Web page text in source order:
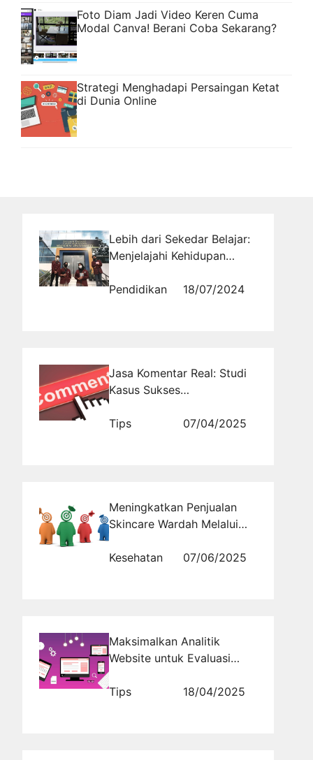
Foto Diam Jadi Video Keren Cuma
Modal Canva! Berani Coba Sekarang?
Strategi Menghadapi Persaingan Ketat
di Dunia Online
Lebih dari Sekedar Belajar:
Menjelajahi Kehidupan
Menyenangkan di Bandung
Pendidikan 18/07/2024
Jasa Komentar Real: Studi
Kasus Sukses
Fashion & Lifestyle
Tips 07/04/2025
Meningkatkan Penjualan
Skincare Wardah Melalui
Efektif
Kesehatan 07/06/2025
Maksimalkan Analitik
Website untuk Evaluasi
Syariah
Tips 18/04/2025